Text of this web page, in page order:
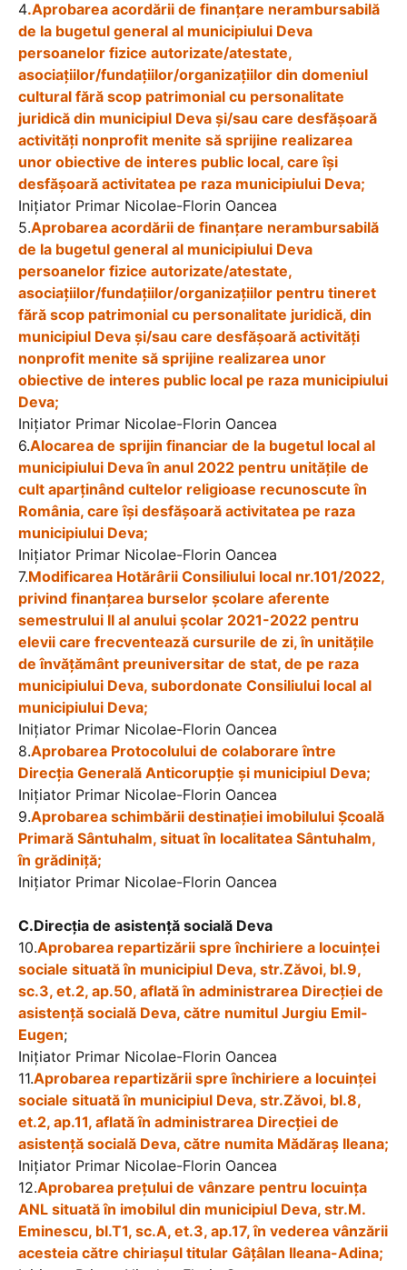
4.Aprobarea acordării de finanţare nerambursabilă
de la bugetul general al municipiului Deva
persoanelor fizice autorizate/atestate,
asociaţiilor/fundaţiilor/organizaţiilor din domeniul
cultural fără scop patrimonial cu personalitate
juridică din municipiul Deva și/sau care desfăşoară
activităţi nonprofit menite să sprijine realizarea
unor obiective de interes public local, care îşi
desfăşoară activitatea pe raza municipiului Deva;
Iniţiator Primar Nicolae-Florin Oancea
5.Aprobarea acordării de finanţare nerambursabilă
de la bugetul general al municipiului Deva
persoanelor fizice autorizate/atestate,
asociaţiilor/fundaţiilor/organizaţiilor pentru tineret
fără scop patrimonial cu personalitate juridică, din
municipiul Deva și/sau care desfăşoară activităţi
nonprofit menite să sprijine realizarea unor
obiective de interes public local pe raza municipiului
Deva;
Iniţiator Primar Nicolae-Florin Oancea
6.Alocarea de sprijin financiar de la bugetul local al
municipiului Deva în anul 2022 pentru unităţile de
cult aparţinând cultelor religioase recunoscute în
România, care îşi desfăşoară activitatea pe raza
municipiului Deva;
Iniţiator Primar Nicolae-Florin Oancea
7.Modificarea Hotărârii Consiliului local nr.101/2022,
privind finanțarea burselor şcolare aferente
semestrului II al anului şcolar 2021-2022 pentru
elevii care frecventează cursurile de zi, în unitățile
de învățământ preuniversitar de stat, de pe raza
municipiului Deva, subordonate Consiliului local al
municipiului Deva;
Iniţiator Primar Nicolae-Florin Oancea
8.Aprobarea Protocolului de colaborare între
Direcția Generală Anticorupție și municipiul Deva;
Iniţiator Primar Nicolae-Florin Oancea
9.Aprobarea schimbării destinaţiei imobilului Școală
Primară Sântuhalm, situat în localitatea Sântuhalm,
în grădiniţă;
Iniţiator Primar Nicolae-Florin Oancea
C.Direcția de asistență socială Deva
10.Aprobarea repartizării spre închiriere a locuinţei
sociale situată în municipiul Deva, str.Zăvoi, bl.9,
sc.3, et.2, ap.50, aflată în administrarea Direcției de
asistenţă socială Deva, către numitul Jurgiu Emil-
Eugen;
Iniţiator Primar Nicolae-Florin Oancea
11.Aprobarea repartizării spre închiriere a locuinţei
sociale situată în municipiul Deva, str.Zăvoi, bl.8,
et.2, ap.11, aflată în administrarea Direcției de
asistenţă socială Deva, către numita Mădăraș Ileana;
Iniţiator Primar Nicolae-Florin Oancea
12.Aprobarea preţului de vânzare pentru locuinţa
ANL situată în imobilul din municipiul Deva, str.M.
Eminescu, bl.T1, sc.A, et.3, ap.17, în vederea vânzării
acesteia către chiriașul titular Gâțâlan Ileana-Adina;